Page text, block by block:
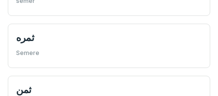
ثمره
Semere
ثمن